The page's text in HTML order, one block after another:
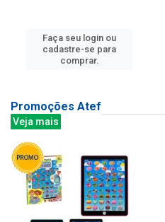
Faça seu login ou
cadastre-se para
comprar.
Promoções Atef
Veja mais